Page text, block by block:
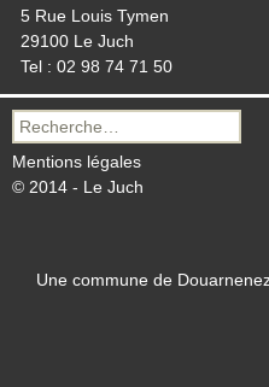
5 Rue Louis Tymen
29100 Le Juch
Tel : 02 98 74 71 50
Recherche
pour :
Mentions légales
© 2014 - Le Juch
Une commune de